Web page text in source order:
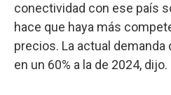
conectividad con ese país
hace que haya más
precios. La actual
en un 60% a la de 2024, dijo.